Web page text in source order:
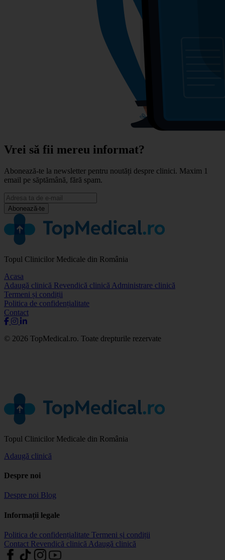
Vrei să fii mereu informat?
Abonează-te la newsletter pentru noutăți despre clinici. Maxim 1
email pe săptămână, fără spam.
Abonează-te
Topul Clinicilor Medicale din România
Acasa
Adaugă clinică Revendică clinică Administrare clinică
Termeni și condiții
Politica de confidențialitate
Contact
© 2026 TopMedical.ro. Toate drepturile rezervate
Topul Clinicilor Medicale din România
Adaugă clinică
Despre noi
Despre noi Blog
Informații legale
Politica de confidențialitate Termeni și condiții
Contact Revendică clinică Adaugă clinică